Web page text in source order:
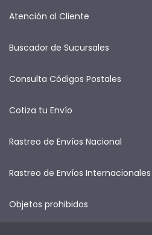
Atención al Cliente
Buscador de Sucursales
Consulta Códigos Postales
Cotiza tu Envío
Rastreo de Envíos Nacional
Rastreo de Envíos Internacionales
Objetos prohibidos